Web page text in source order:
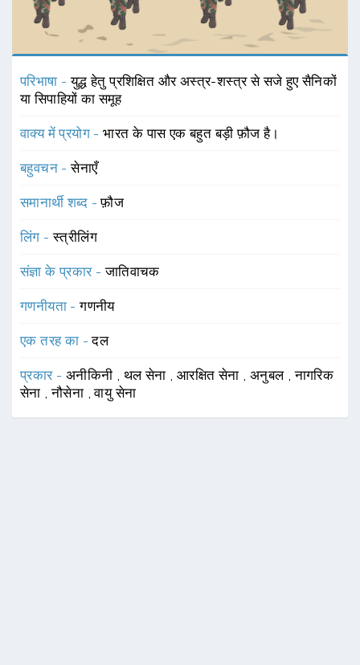
परिभाषा -युद्ध हेतु प्रशिक्षित और अस्त्र-शस्त्र से सजे हुए सैनिकों
या सिपाहियों का समूह
वाक्य में प्रयोग -भारत के पास एक बहुत बड़ी फ़ौज है।
बहुवचन -सेनाएँ
समानार्थी शब्द -फ़ौज
लिंग -स्त्रीलिंग
संज्ञा के प्रकार -जातिवाचक
गणनीयता -गणनीय
एक तरह का -दल
प्रकार - अनीकिनी थल सेना आरक्षित सेना अनुबल ,नागरिक
सेना
,नौसेना ,वायु सेना